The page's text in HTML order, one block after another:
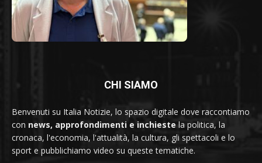
CHI SIAMO
Benvenuti su Italia Notizie, lo spazio digitale dove raccontiamo
con news, approfondimenti e inchieste la politica, la
cronaca, l'economia, l'attualità, la cultura, gli spettacoli e lo
sport e pubblichiamo video su queste tematiche.